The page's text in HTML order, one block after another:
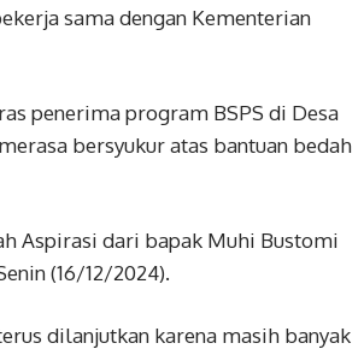
sama dengan Kementerian
penerima program BSPS di Desa
bersyukur atas bantuan bedah
Aspirasi dari bapak Muhi Bustomi
(16/12/2024).
dilanjutkan karena masih banyak